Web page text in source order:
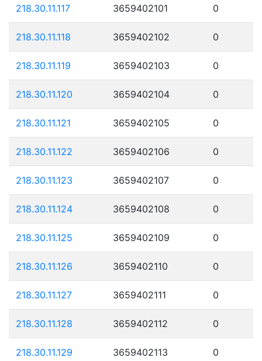
218.30.11.117 3659402101 0
218.30.11.118 3659402102 0
218.30.11.119 3659402103 0
218.30.11.120 3659402104 0
218.30.11.121 3659402105 0
218.30.11.122 3659402106 0
218.30.11.123 3659402107 0
218.30.11.124 3659402108 0
218.30.11.125 3659402109 0
218.30.11.126 3659402110 0
218.30.11.127 3659402111 0
218.30.11.128 3659402112 0
218.30.11.129 3659402113 0